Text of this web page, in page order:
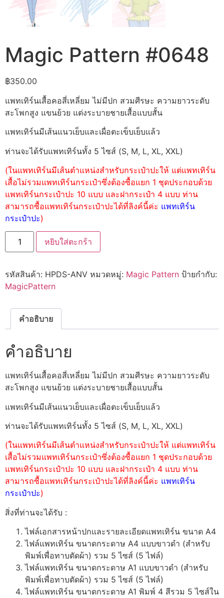
Magic Pattern #0648
฿350.00
แพทเทิร์นเสื้อคอสี่เหลี่ยม ไม่มีปก สวมศีรษะ ความยาวระดับ
สะโพกสูง แขนย้วย แต่งระบายชายเสื้อแบบสั้น
แพทเทิร์นมีเส้นแนวเย็บและเผื่อตะเข็บเย็บแล้ว
ท่านจะได้รับแพทเทิร์นทั้ง 5 ไซส์ (S, M, L, XL, XXL)
(ในแพทเทิร์นมีเส้นตำแหน่งสำหรับกระเป๋าปะให้ แต่แพทเทิร์น
เสื้อไม่รวมแพทเทิร์นกระเป๋าซึ่งต้องซื้อแยก 1 ชุดประกอบด้วย
แพทเทิร์นกระเป๋าปะ 10 แบบ และฝากระเป๋า 4 แบบ ท่าน
สามารถซื้อแพทเทิร์นกระเป๋าปะได้ที่ลิงค์นี้ค่ะ แพทเทิร์น
กระเป๋าปะ)
หยิบใส่ตะกร้า
รหัสสินค้า: HPDS-ANV หมวดหมู่: Magic Pattern ป้ายกำกับ:
MagicPattern
คำอธิบาย
คำอธิบาย
แพทเทิร์นเสื้อคอสี่เหลี่ยม ไม่มีปก สวมศีรษะ ความยาวระดับ
สะโพกสูง แขนย้วย แต่งระบายชายเสื้อแบบสั้น
แพทเทิร์นมีเส้นแนวเย็บและเผื่อตะเข็บเย็บแล้ว
ท่านจะได้รับแพทเทิร์นทั้ง 5 ไซส์ (S, M, L, XL, XXL)
(ในแพทเทิร์นมีเส้นตำแหน่งสำหรับกระเป๋าปะให้ แต่แพทเทิร์น
เสื้อไม่รวมแพทเทิร์นกระเป๋าซึ่งต้องซื้อแยก 1 ชุดประกอบด้วย
แพทเทิร์นกระเป๋าปะ 10 แบบ และฝากระเป๋า 4 แบบ ท่าน
สามารถซื้อแพทเทิร์นกระเป๋าปะได้ที่ลิงค์นี้ค่ะ แพทเทิร์น
กระเป๋าปะ)
สิ่งที่ท่านจะได้รับ :
ไฟล์เอกสารหน้าปกและรายละเอียดแพทเทิร์น ขนาด A4
ไฟล์แพทเทิร์น ขนาดกระดาษ A4 แบบขาวดำ (สำหรับ
พิมพ์เพื่อทาบตัดผ้า) รวม 5 ไซส์ (5 ไฟล์)
ไฟล์แพทเทิร์น ขนาดกระดาษ A1 แบบขาวดำ (สำหรับ
พิมพ์เพื่อทาบตัดผ้า) รวม 5 ไซส์ (5 ไฟล์)
ไฟล์แพทเทิร์น ขนาดกระดาษ A1 พิมพ์ 4 สีรวม 5 ไซส์ใน